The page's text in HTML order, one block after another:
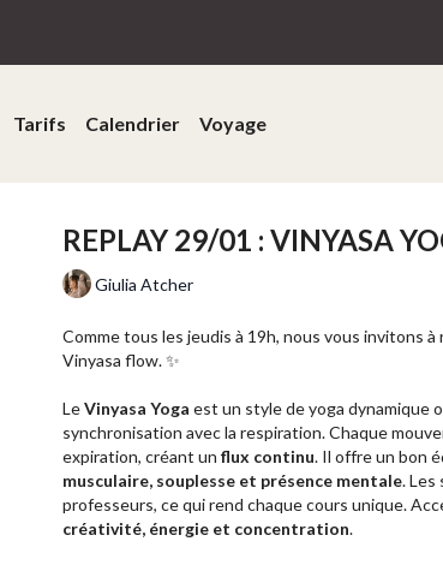
Tarifs Calendrier Voyage
REPLAY 29/01 : VINYASA
Giulia Atcher
Comme tous les jeudis à 19h, nous vous invitons
Vinyasa flow. ✨
LeVinyasa Yoga est un style de yoga dynamique
synchronisation avec la respiration. Chaque
expiration, créant un
flux continu. Il offre un bon
musculaire, souplesse et présence mentale. Les
professeurs, ce qui rend chaque cours unique.
créativité, énergie et concentration.